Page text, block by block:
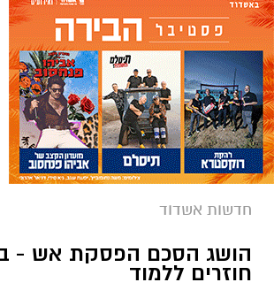
חדשות אשדוד
הושג הסכם הפסקת אש -
חוזרים ללמוד